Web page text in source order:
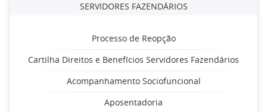
SERVIDORES FAZENDÁRIOS
Processo de Reopção
Cartilha Direitos e Benefícios Servidores Fazendários
Acompanhamento Sociofuncional
Aposentadoria